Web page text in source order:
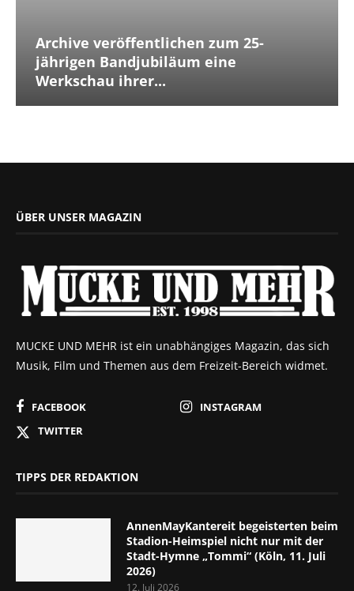
Archive veröffentlichen zum 25-
jährigen Bandjubiläum eine
Werkschau ihrer...
ÜBER UNSER MAGAZIN
MUCKE UND MEHR ist ein unabhängiges Magazin, das sich
Musik, Film und Themen aus dem Freizeit-Bereich widmet.
FACEBOOK
INSTAGRAM
TWITTER
TIPPS DER REDAKTION
AnnenMayKantereit begeisterten beim
Stadion-Heimspiel nicht nur mit der
Stadt-Hymne „Tommi“ (Köln, 11. Juli
2026)
12. Juli 2026